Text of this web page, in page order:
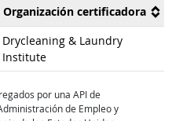
Organización certificadora
Drycleaning & Laundry
Institute
por una API de
de Empleo y